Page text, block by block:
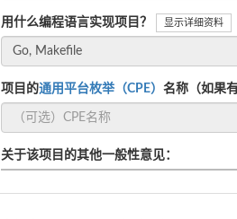
用什么编程语言实现项目？ 显示详细资料
项目的通用平台枚举（CPE） 名称（如果有
关于该项目的其他一般性意见：